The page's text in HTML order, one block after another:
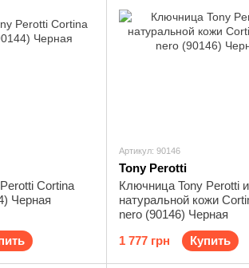
Cortina
Черная
Артикул: 90146
Tony Perotti
Ключница Tony Perotti
натуральной кожи
nero (90146) Черная
1 777 грн
Купить